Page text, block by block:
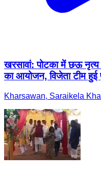
खरसावां: पोटका में छऊ नृत्य
का आयोजन, विजेता टीम
Kharsawan, Saraikela